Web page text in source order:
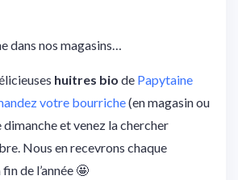
dans nos magasins…
huitres bio de Papytaine
votre bourriche(en magasin ou
dimanche et venez la chercher
Nous en recevrons chaque
de l’année 🤩